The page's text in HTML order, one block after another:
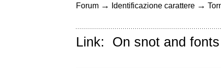
Forum → Identificazione carattere →
Link: On snot and fonts